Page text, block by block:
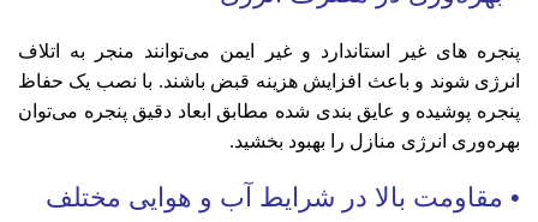
پنجره های غیر استاندارد و غیر ایمن می‌توانند منجر به اتلاف
انرژی شوند و باعث افزایش هزینه قبض باشند. با نصب یک حفاظ
پنجره پوشیده و عایق بندی شده مطابق ابعاد دقیق پنجره می‌توان
بهره‌وری انرژی منازل را بهبود بخشید.
• مقاومت بالا در شرایط آب و هوایی مختلف